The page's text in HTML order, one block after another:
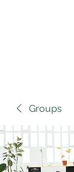
Groups